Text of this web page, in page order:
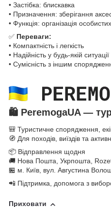
• Застібка: блискавка
• Призначення: зберігання
• Функція: організація
✅ Переваги:
• Компактність і легкість
• Надійність у будь-якій ситуації
• Сумісність з іншим
🛍️ PeremogaUA —
🎒 Туристичне спорядження,
🧭 Для походів, виїздів та
📦 Відправлення щодня
🚚 Нова Пошта, Укрпошта,
🏪 м. Київ, вул. Августина
📲 Підтримка, допомога з
Приховати